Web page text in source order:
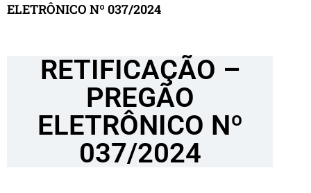
ELETRÔNICO Nº 037/2024
RETIFICAÇÃO –
PREGÃO
ELETRÔNICO Nº
037/2024